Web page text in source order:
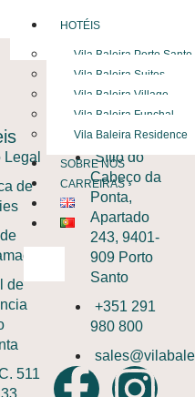
HOTÉIS
Vila Baleira Porto Santo
Vila Baleira Suites
Vila Baleira Village
Vila Baleira Funchal
Vila Baleira Residence
SOBRE NÓS
CARREIRAS
de
de
511
Contacto
Sítio do
Cabeço da
Ponta,
Apartado
243, 9401-
909 Porto
Santo
+351 291
980 800